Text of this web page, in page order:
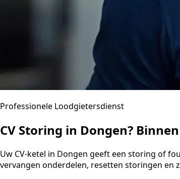
Professionele Loodgietersdienst
CV Storing in Dongen?
Uw CV-ketel in Dongen geeft een storing of
vervangen onderdelen, resetten storingen en